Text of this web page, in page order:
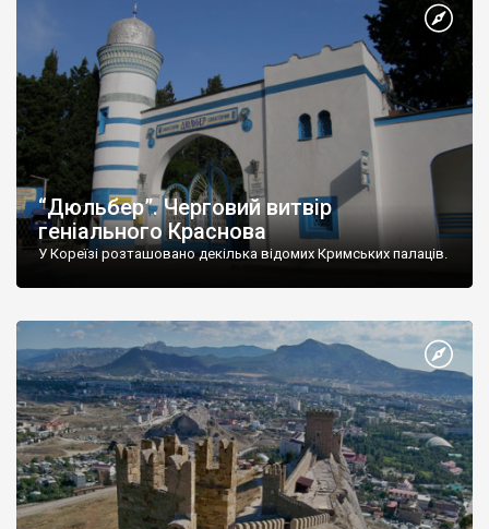
“Дюльбер”. Черговий витвір
геніального Краснова
У Кореїзі розташовано декілька відомих Кримських палаців.